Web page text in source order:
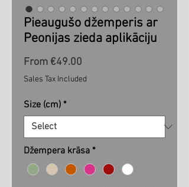
Pieaugušo džemperis ar
Peonijas zieda aplikāciju
From €49.00
Price
Sales Tax Included
Size (cm) *
Džempera krāsa *